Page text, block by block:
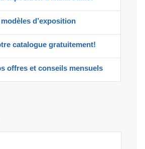
d’exposition
catalogue gratuitement!
offres et conseils mensuels